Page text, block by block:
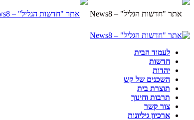
לעמוד הבית
חדשות
יהדות
השכנים של קש
תוצרת בית
תרבות וחינוך
צור קשר
ארכיון גיליונות